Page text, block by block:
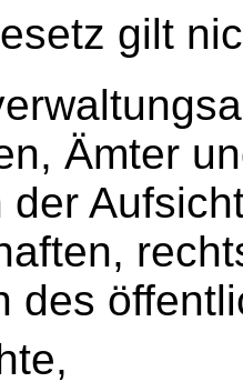
gilt
Ämter
der
des